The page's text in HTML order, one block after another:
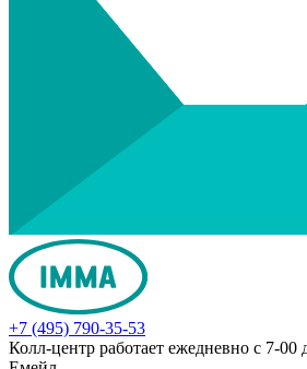
+7 (495) 790-35-53
Колл-центр работает ежедневно с 7-00